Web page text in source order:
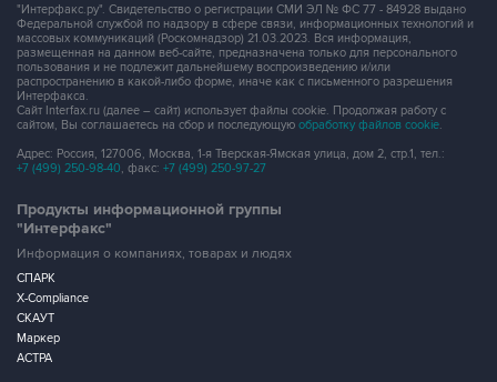
"Интерфакс.ру". Свидетельство о регистрации СМИ ЭЛ № ФС 77 - 84928 выдано
Федеральной службой по надзору в сфере связи, информационных технологий и
массовых коммуникаций (Роскомнадзор) 21.03.2023. Вся информация,
размещенная на данном веб-сайте, предназначена только для персонального
пользования и не подлежит дальнейшему воспроизведению и/или
распространению в какой-либо форме, иначе как с письменного разрешения
Интерфакса.
Сайт Interfax.ru (далее – сайт) использует файлы cookie. Продолжая работу с
сайтом, Вы соглашаетесь на сбор и последующую обработку файлов cookie.
Адрес: Россия, 127006, Москва, 1-я Тверская-Ямская улица, дом 2, стр.1, тел.:
+7 (499) 250-98-40, факс: +7 (499) 250-97-27
Продукты информационной группы
"Интерфакс"
Информация о компаниях, товарах и людях
СПАРК
X-Compliance
СКАУТ
Маркер
АСТРА